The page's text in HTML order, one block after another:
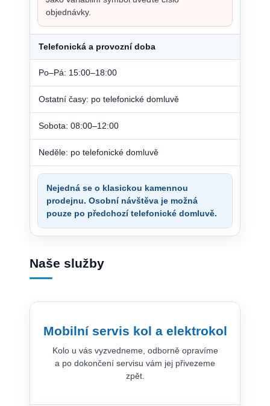
objednávky.
Telefonická a provozní doba
Po–Pá: 15:00–18:00
Ostatní časy: po telefonické domluvě
Sobota: 08:00–12:00
Neděle: po telefonické domluvě
Nejedná se o klasickou kamennou
prodejnu. Osobní návštěva je možná
pouze po předchozí telefonické domluvě.
Naše služby
Mobilní servis kol a elektrokol
Kolo u vás vyzvedneme, odborně opravíme
a po dokončení servisu vám jej přivezeme
zpět.